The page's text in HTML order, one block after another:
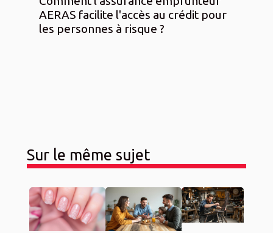
AERAS facilite l'accès au crédit pour
les personnes à risque ?
Sur le même sujet